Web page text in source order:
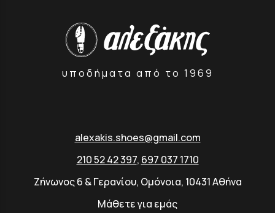
υποδήματα από το 1969
alexakis.shoes@gmail.com
210 52 42 397, 697 037 1710
Ζήνωνος 6 & Γερανίου, Ομόνοια, 10431 Αθήνα
Μάθετε για εμάς